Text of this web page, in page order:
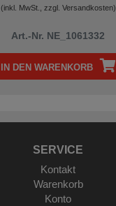
(inkl. MwSt., zzgl. Versandkosten)
Art.-Nr. NE_1061332
IN DEN WARENKORB
SERVICE
Kontakt
Warenkorb
Konto